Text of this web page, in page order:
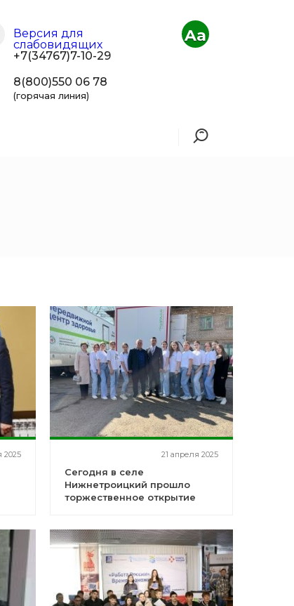
Версия для
слабовидящих
+7(34767)7-10-29
8(800)550 06 78
(горячая линия)
Aa
2025 21 апреля 2025
Сегодня в селе
Нижнетроицкий прошло
торжественное открытие